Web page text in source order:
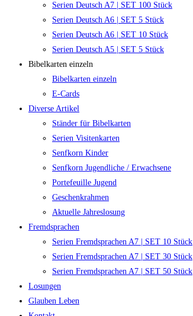
Serien Deutsch A7 | SET 100 Stück
Serien Deutsch A6 | SET 5 Stück
Serien Deutsch A6 | SET 10 Stück
Serien Deutsch A5 | SET 5 Stück
Bibelkarten einzeln
Bibelkarten einzeln
E-Cards
Diverse Artikel
Ständer für Bibelkarten
Serien Visitenkarten
Senfkorn Kinder
Senfkorn Jugendliche / Erwachsene
Portefeuille Jugend
Geschenkrahmen
Aktuelle Jahreslosung
Fremdsprachen
Serien Fremdsprachen A7 | SET 10 Stück
Serien Fremdsprachen A7 | SET 30 Stück
Serien Fremdsprachen A7 | SET 50 Stück
Losungen
Glauben Leben